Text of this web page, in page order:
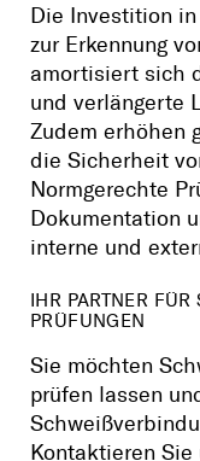
Die Investition
zur Erkennung
amortisiert sich
und verlängerte
Zudem erhöhen
die Sicherheit
Normgerechte
Dokumentation
interne und
IHR PARTNER FÜR
RÜFUNGEN
Sie möchten
prüfen lassen
Kontaktieren